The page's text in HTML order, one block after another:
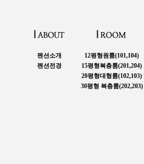
펜션소개
펜션전경
12평형원룸(101,104)
15평형복층룸(201,204)
20평형대형룸(102,103)
30평형 복층룸(202,203)